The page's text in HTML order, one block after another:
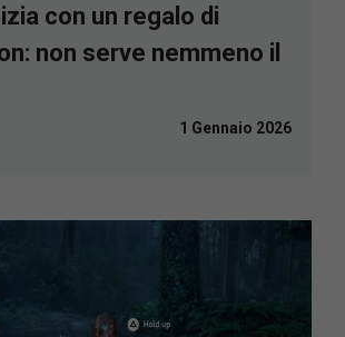
con un regalo di
non serve nemmeno il
1 Gennaio 2026